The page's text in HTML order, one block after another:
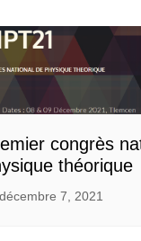
congrès
théorique
décembre 7, 2021